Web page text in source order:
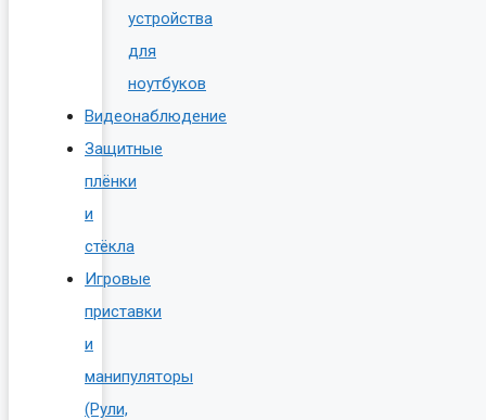
устройства
для
ноутбуков
Видеонаблюдение
Защитные
плёнки
и
стёкла
Игровые
приставки
и
манипуляторы
(Рули,